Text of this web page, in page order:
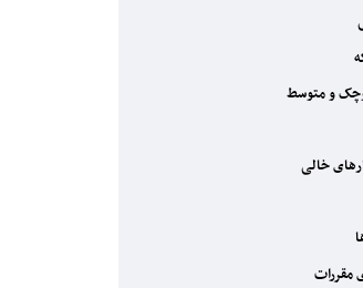
و متوسط
خالی
مقررات